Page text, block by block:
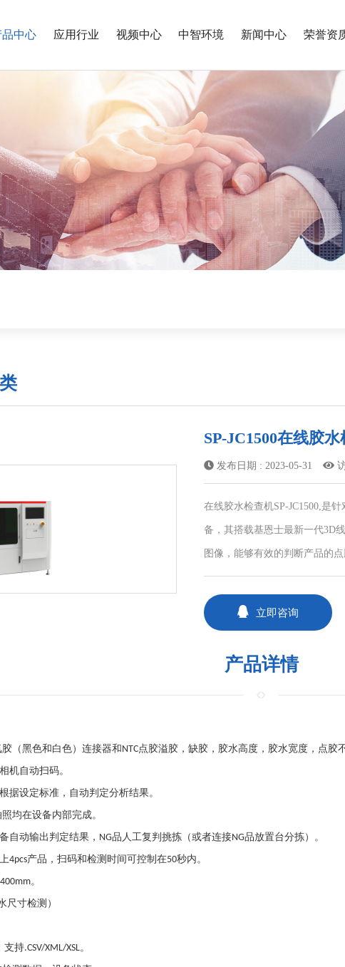
品中心 应用行业
汽车电子
RTV元器件加固
ECU散热胶
发动机缸盖和水箱密封
轴承润滑脂点涂
传感器灌封
PCB板Coating
等离子表面处理
Dome Coating
Dam & fill
No-flow underfill
Glob top
芯片级点锡膏
等离子表面处理(Plasma
Cleaning)
视频中心 中智环境 新闻中心 荣誉资
SP-JC1500在线胶
发布日期 : 2023-05-31
在线胶水检查机SP-JC1500,是
备，其搭载基恩士最新一代3D
图像，能够有效的判断产品的
立即咨询
产品详情
（黑色和白色）连接器和 NTC点胶溢胶，缺胶，胶水高度，胶水宽度，点胶
机自动扫码。
据设定标准，自动判定分析结果。
均在设备内部完成。
自动输出判定结果， NG品人工复判挑拣（或者连接NG品放置台分拣）。
4pcs产品，扫码和检测时间可控制在50秒内。
。
尺寸检测）
支持.CSV/XML/XSL。